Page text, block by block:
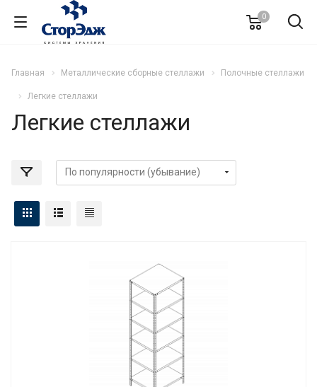
0
Главная Металлические сборные стеллажи Полочные стеллажи
Легкие стеллажи
Легкие стеллажи